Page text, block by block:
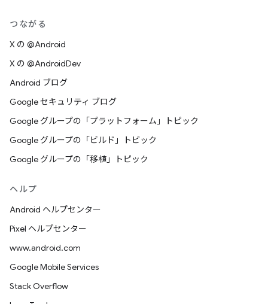
つながる
X の @Android
X の @AndroidDev
Android ブログ
Google セキュリティ ブログ
Google グループの「プラットフォーム」トピック
Google グループの「ビルド」トピック
Google グループの「移植」トピック
ヘルプ
Android ヘルプセンター
Pixel ヘルプセンター
www.android.com
Google Mobile Services
Stack Overflow